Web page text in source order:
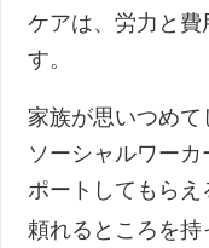
ケアは、労力と
す。
家族が思いつめ
ソーシャルワー
ポートしてもらえ
頼れるところを